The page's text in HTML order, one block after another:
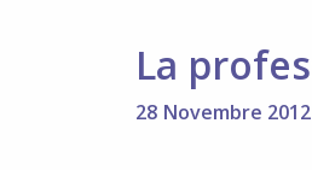
La
28 Novembre 2012